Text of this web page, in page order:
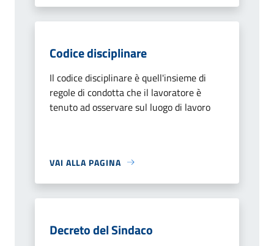
Codice disciplinare
Il codice disciplinare è quell'insieme di
regole di condotta che il lavoratore è
tenuto ad osservare sul luogo di lavoro
VAI ALLA PAGINA
Decreto del Sindaco